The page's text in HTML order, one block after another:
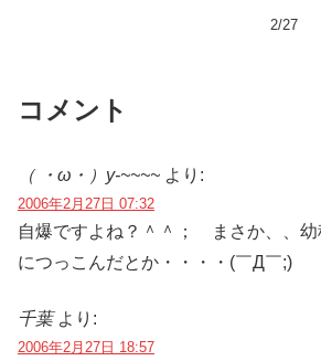
2/27
コメント
（ ・ω・）y-~~~~ より:
2006年2月27日 07:32
自爆ですよね？＾＾； まさか、、幼
につっこんだとか・・・・(￣Д￣;)
千葉 より:
2006年2月27日 18:57